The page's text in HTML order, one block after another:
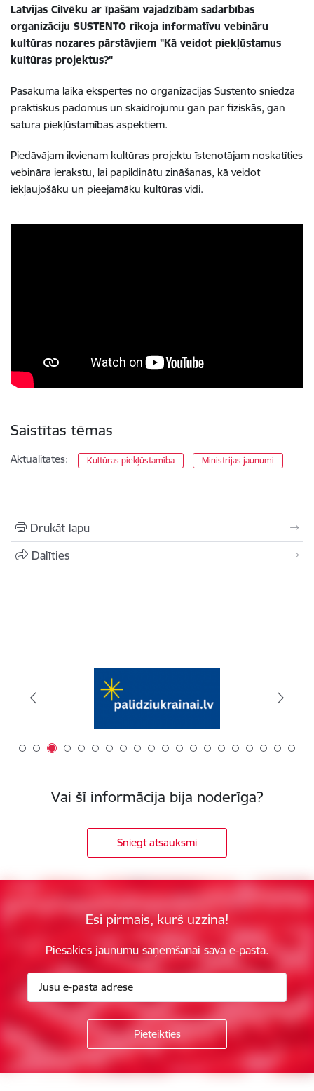
Latvijas Cilvēku ar īpašām vajadzībām sadarbības
organizāciju SUSTENTO rīkoja informatīvu vebināru
kultūras nozares pārstāvjiem "Kā veidot piekļūstamus
kultūras projektus?"
Pasākuma laikā ekspertes no organizācijas Sustento sniedza
praktiskus padomus un skaidrojumu gan par fiziskās, gan
satura piekļūstamības aspektiem.
Piedāvājam ikvienam kultūras projektu īstenotājam noskatīties
vebināra ierakstu, lai papildinātu zināšanas, kā veidot
iekļaujošāku un pieejamāku kultūras vidi.
Saistītas tēmas
Aktualitātes: Kultūras piekļūstamība Ministrijas jaunumi
Drukāt lapu
Dalīties
Vai šī informācija bija noderīga?
Sniegt atsauksmi
Esi pirmais, kurš uzzina!
Piesakies jaunumu saņemšanai savā e-pastā.